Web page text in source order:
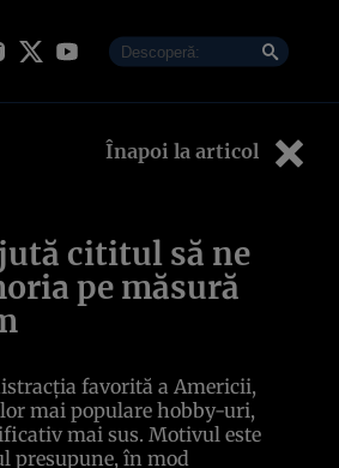
Înapoi la articol
cititul să ne
pe măsură
favorită a Americii,
mai populare hobby-uri,
mai sus. Motivul este
presupune, în mod